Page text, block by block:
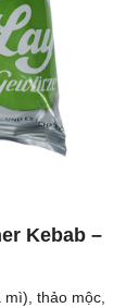
Kebab –
mì), thảo mộc,